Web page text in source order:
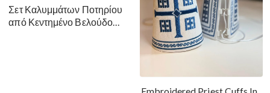
Σετ Καλυμμάτων Ποτηρίου
από Κεντημένο Βελούδο